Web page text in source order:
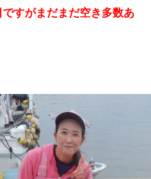
すがまだまだ空き多数あ